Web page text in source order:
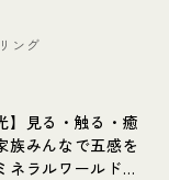
ング
】見る・触る・癒
族みんなで五感を
ネラルワールド体